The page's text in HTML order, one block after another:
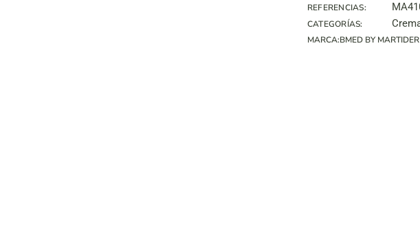
REFERENCIAS:
CATEGORÍAS:
MARCA:BMED BY